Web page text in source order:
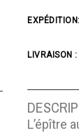
LIVRAISON :
L’épître